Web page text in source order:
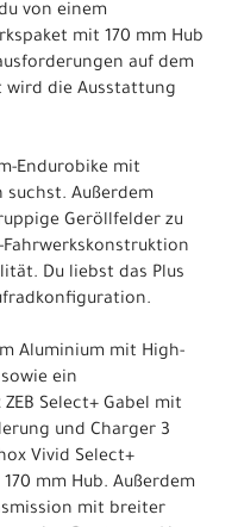
von einem
mit 170 mm Hub
auf dem
wird die Ausstattung
Endurobike mit
Außerdem
Geröllfelder zu
Du liebst das Plus
Aluminium mit High-
ein
Select+ Gabel mit
und Charger 3
Vivid Select+
mm Hub. Außerdem
mit breiter